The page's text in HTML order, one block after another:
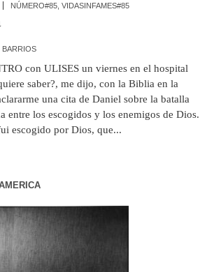
NÚMERO#85 VIDASINFAMES#85
BARRIOS
con ULISES un viernes en el hospital
saber?, me dijo, con la Biblia en la
una cita de Daniel sobre la batalla
entre los escogidos y los enemigos de Dios.
escogido por Dios, que...